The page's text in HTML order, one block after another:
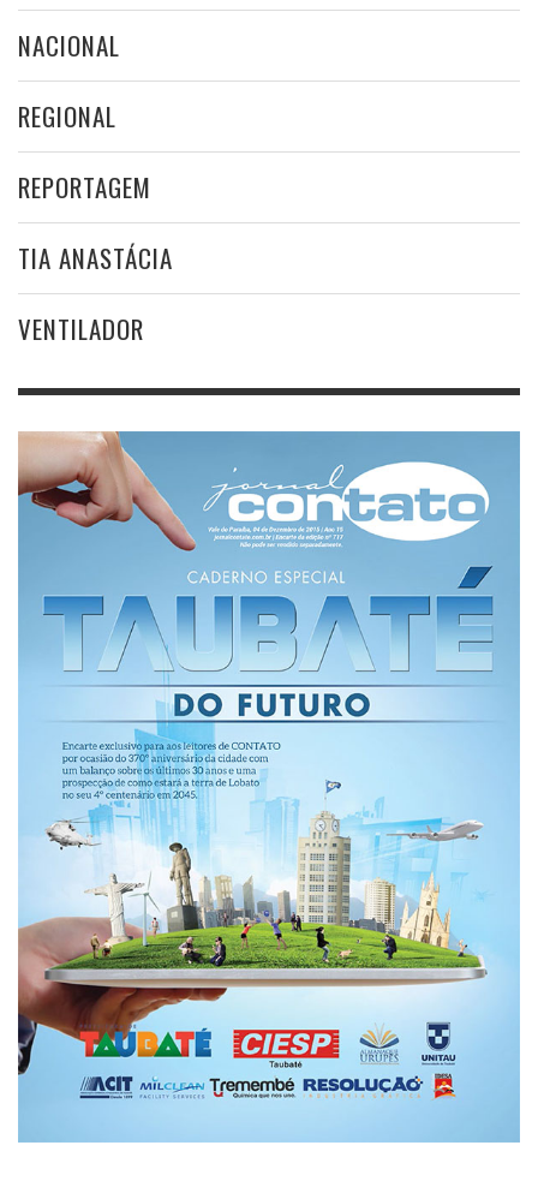
NACIONAL
REGIONAL
REPORTAGEM
TIA ANASTÁCIA
VENTILADOR